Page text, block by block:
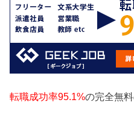
転職成功率95.1%の完全無